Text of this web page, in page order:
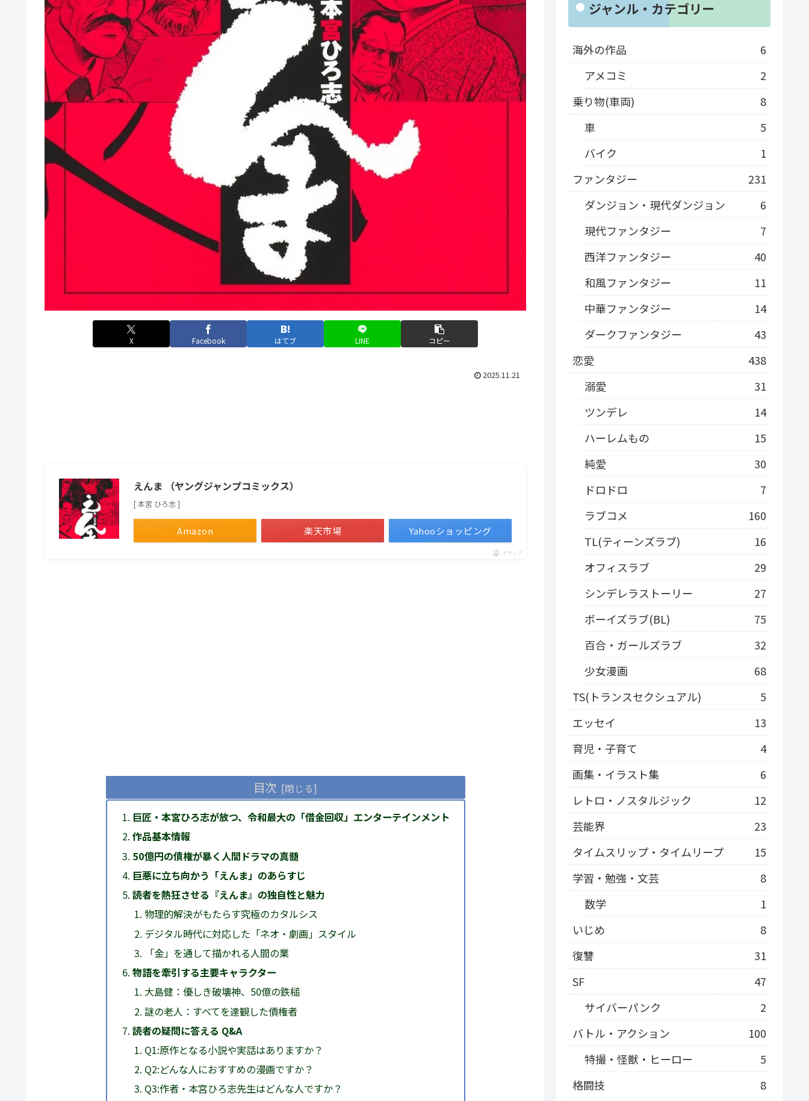
X Facebook はてブ LINE コピー
2025.11.21
えんま （ヤングジャンプコミックス）
[ 本宮 ひろ志 ]
Amazon 楽天市場 Yahooショッピング
ポチップ
目次
巨匠・本宮ひろ志が放つ、令和最大の「借金回収」エンターテインメント
作品基本情報
50億円の債権が暴く人間ドラマの真髄
巨悪に立ち向かう「えんま」のあらすじ
読者を熱狂させる『えんま』の独自性と魅力
物理的解決がもたらす究極のカタルシス
デジタル時代に対応した「ネオ・劇画」スタイル
「金」を通して描かれる人間の業
物語を牽引する主要キャラクター
大島健：優しき破壊神、50億の鉄槌
謎の老人：すべてを達観した債権者
読者の疑問に答える Q&A
Q1:原作となる小説や実話はありますか？
Q2:どんな人におすすめの漫画ですか？
Q3:作者・本宮ひろ志先生はどんな人ですか？
ジャンル・カテゴリー
海外の作品
6
アメコミ
2
乗り物(車両)
8
車
5
バイク
1
ファンタジー
231
ダンジョン・現代ダンジョン
6
現代ファンタジー
7
西洋ファンタジー
40
和風ファンタジー
11
中華ファンタジー
14
ダークファンタジー
43
恋愛
438
溺愛
31
ツンデレ
14
ハーレムもの
15
純愛
30
ドロドロ
7
ラブコメ
160
TL(ティーンズラブ)
16
オフィスラブ
29
シンデレラストーリー
27
ボーイズラブ(BL)
75
百合・ガールズラブ
32
少女漫画
68
TS(トランスセクシュアル)
5
エッセイ
13
育児・子育て
4
画集・イラスト集
6
レトロ・ノスタルジック
12
芸能界
23
タイムスリップ・タイムリープ
15
学習・勉強・文芸
8
数学
1
いじめ
8
復讐
31
SF
47
サイバーパンク
2
バトル・アクション
100
特撮・怪獣・ヒーロー
5
格闘技
8